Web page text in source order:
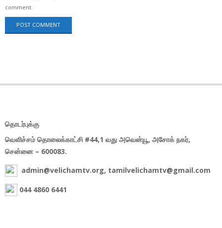
comment.
தொடர்புக்கு
வெளிச்சம் தொலைக்காட்சி #44,1 வது அவென்யூ, அசோக் நகர்,
சென்னை – 600083.
admin@velichamtv.org, tamilvelichamtv@gmail.com
044 4860 6441